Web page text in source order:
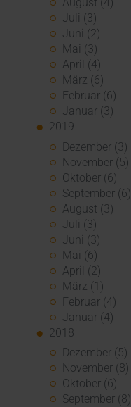
August (4)
Juli (3)
Juni (2)
Mai (3)
April (4)
März (6)
Februar (6)
Januar (3)
2019
Dezember (3)
November (5)
Oktober (6)
September (6)
August (3)
Juli (3)
Juni (3)
Mai (6)
April (2)
März (1)
Februar (4)
Januar (4)
2018
Dezember (5)
November (8)
Oktober (6)
September (8)